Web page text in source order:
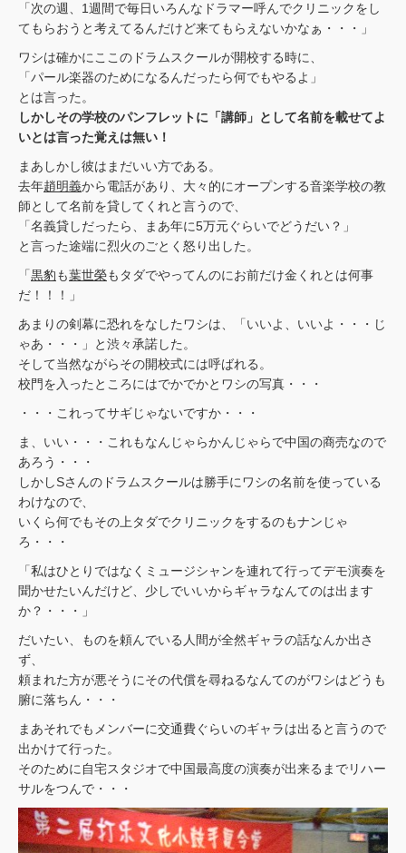
「次の週、1週間で毎日いろんなドラマー呼んでクリニックをし
てもらおうと考えてるんだけど来てもらえないかなぁ・・・」
ワシは確かにここのドラムスクールが開校する時に、
「パール楽器のためになるんだったら何でもやるよ」
とは言った。
しかしその学校のパンフレットに「講師」として名前を載せてよ
いとは言った覚えは無い！
まあしかし彼はまだいい方である。
去年趙明義から電話があり、大々的にオープンする音楽学校の教
師として名前を貸してくれと言うので、
「名義貸しだったら、まあ年に5万元ぐらいでどうだい？」
と言った途端に烈火のごとく怒り出した。
「黒豹も葉世榮もタダでやってんのにお前だけ金くれとは何事
だ！！！」
あまりの剣幕に恐れをなしたワシは、「いいよ、いいよ・・・じ
ゃあ・・・」と渋々承諾した。
そして当然ながらその開校式には呼ばれる。
校門を入ったところにはでかでかとワシの写真・・・
・・・これってサギじゃないですか・・・
ま、いい・・・これもなんじゃらかんじゃらで中国の商売なので
あろう・・・
しかしSさんのドラムスクールは勝手にワシの名前を使っている
わけなので、
いくら何でもその上タダでクリニックをするのもナンじゃ
ろ・・・
「私はひとりではなくミュージシャンを連れて行ってデモ演奏を
聞かせたいんだけど、少しでいいからギャラなんてのは出ます
か？・・・」
だいたい、ものを頼んでいる人間が全然ギャラの話なんか出さ
ず、
頼まれた方が悪そうにその代償を尋ねるなんてのがワシはどうも
腑に落ちん・・・
まあそれでもメンバーに交通費ぐらいのギャラは出ると言うので
出かけて行った。
そのために自宅スタジオで中国最高度の演奏が出来るまでリハー
サルをつんで・・・